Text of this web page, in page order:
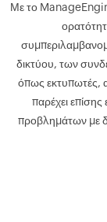
Με το
δικτύου, των
όπως εκτυπωτές,
παρέχει
προβλημάτων με